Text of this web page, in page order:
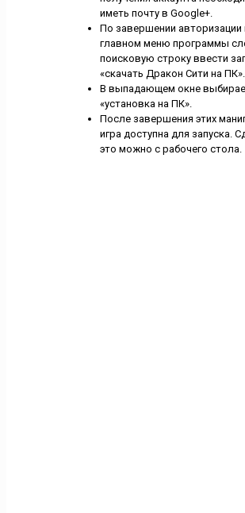
иметь почту в Google+.
По завершении авторизации
главном меню программы
поисковую строку ввести
«скачать Дракон Сити на ПК».
В выпадающем окне
«установка на ПК».
После завершения этих
игра доступна для запуска.
это можно с рабочего стола.